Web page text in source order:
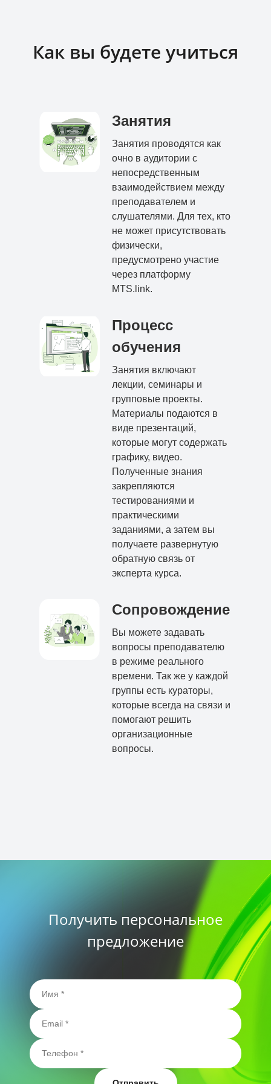
Как вы будете учиться
Занятия
Занятия проводятся как
очно в аудитории с
непосредственным
взаимодействием между
преподавателем и
слушателями. Для тех, кто
не может присутствовать
физически,
предусмотрено участие
через платформу
MTS.link.
Процесс
обучения
Занятия включают
лекции, семинары и
групповые проекты.
Материалы подаются в
виде презентаций,
которые могут содержать
графику, видео.
Полученные знания
закрепляются
тестированиями и
практическими
заданиями, а затем вы
получаете развернутую
обратную связь от
эксперта курса.
Сопровождение
Вы можете задавать
вопросы преподавателю
в режиме реального
времени. Так же у каждой
группы есть кураторы,
которые всегда на связи и
помогают решить
организационные
вопросы.
Получить персональное
предложение